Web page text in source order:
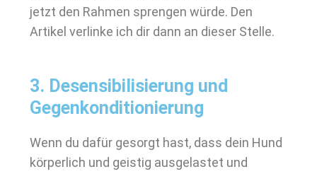
jetzt den Rahmen sprengen würde. Den
Artikel verlinke ich dir dann an dieser Stelle.
3. Desensibilisierung und
Gegenkonditionierung
Wenn du dafür gesorgt hast, dass dein Hund
körperlich und geistig ausgelastet und